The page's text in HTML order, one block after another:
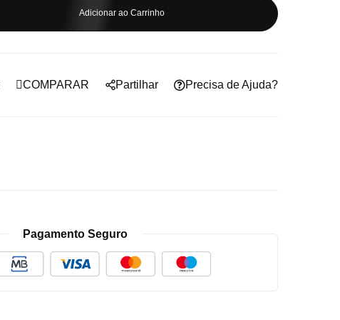
Adicionar ao Carrinho
COMPARAR Precisa de Ajuda?
Partilhar
Pagamento Seguro